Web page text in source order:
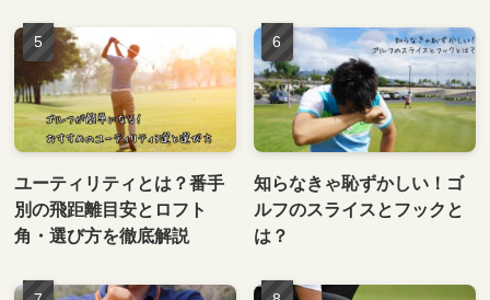
ユーティリティとは？番手
別の飛距離目安とロフト
角・選び方を徹底解説
知らなきゃ恥ずかしい！ゴ
ルフのスライスとフックと
は？